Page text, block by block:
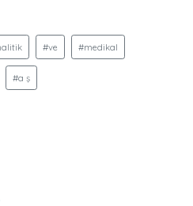
#ve #medikal
#a ş